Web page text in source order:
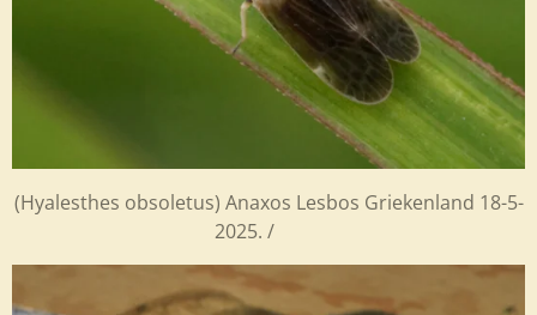
(Hyalesthes obsoletus) Anaxos Lesbos Griekenland 18-5-
2025. /